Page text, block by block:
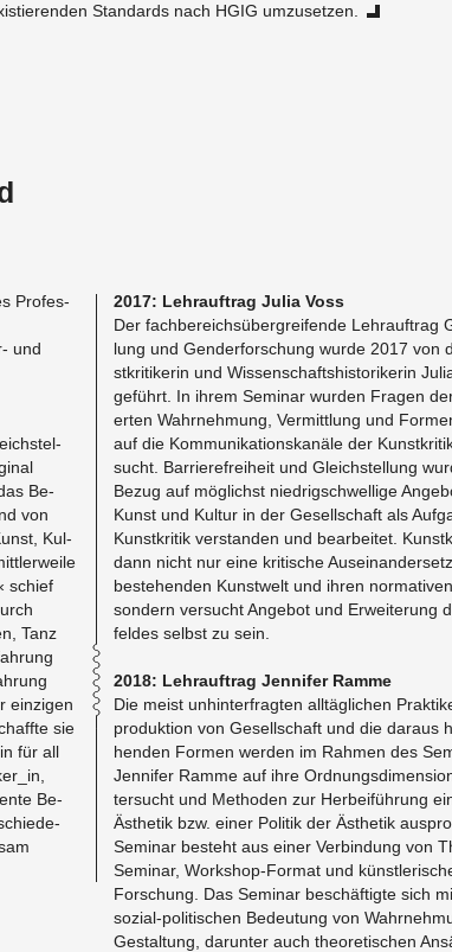
Stan­dards nach HGIG umzuset­zen.
Pro­fes­
und
Be­
von
Kul­
schief
Tanz
einzi­gen
sie
für all
Be­
2017: Lehrauf­trag Julia Voss
Der fach­bere­ichsübergreifende Lehrauf­trag
lung und Gen­der­forschung wurde 2017 von
stkri­tik­erin und Wis­senschaft­shis­torik­erin
geführt. In ihrem Sem­i­nar wur­den Fra­gen
erten Wahrnehmung, Ver­mit­tlung und
auf die Kom­mu­nika­tion­skanäle der
sucht. Bar­ri­ere­frei­heit und Gle­ich­stel­lung
Bezug auf möglichst niedrigschwellige
Kunst und Kul­tur in der Gesellschaft als
Kun­stkri­tik ver­standen und bear­beitet.
dann nicht nur eine kri­tis­che
beste­hen­den Kunst­welt und ihren
son­dern ver­sucht Ange­bot und Er­weiterung
feldes selbst zu sein.
2018: Lehrauf­trag Jen­nifer Ramme
Die meist un­hin­ter­fragten alltäglichen
pro­duk­tion von Gesellschaft und die da­raus
hen­den For­men wer­den im Rah­men des
Jen­nifer Ramme auf ihre
ter­sucht und Meth­o­den zur Her­beiführung
Ästhetik bzw. einer Poli­tik der Ästhetik
Sem­i­nar besteht aus einer Verbindung von
Sem­i­nar, Work­shop-For­mat und
Forschung. Das Sem­i­nar beschäftigte sich
sozial-poli­tis­chen Be­deu­tung von
Gestal­tung, darunter auch the­o­retis­chen